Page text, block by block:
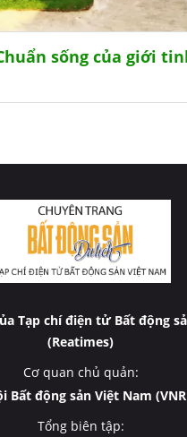
sống của giới
Tạp chí điện tử Bất động
(Reatimes)
Cơ quan chủ quản:
Bất động sản Việt Nam
Tổng biên tập: